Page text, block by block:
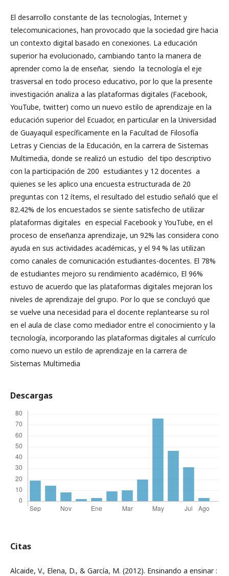
El desarrollo constante de las tecnologías, Internet y
telecomunicaciones, han provocado que la sociedad gire hacia
un contexto digital basado en conexiones. La educación
superior ha evolucionado, cambiando tanto la manera de
aprender como la de enseñar, siendo la tecnología el eje
trasversal en todo proceso educativo, por lo que la presente
investigación analiza a las plataformas digitales (Facebook,
YouTube, twitter) como un nuevo estilo de aprendizaje en la
educación superior del Ecuador, en particular en la Universidad
de Guayaquil específicamente en la Facultad de Filosofía
Letras y Ciencias de la Educación, en la carrera de Sistemas
Multimedia, donde se realizó un estudio del tipo descriptivo
con la participación de 200 estudiantes y 12 docentes a
quienes se les aplico una encuesta estructurada de 20
preguntas con 12 ítems, el resultado del estudio señaló que el
82.42% de los encuestados se siente satisfecho de utilizar
plataformas digitales en especial Facebook y YouTube, en el
proceso de enseñanza aprendizaje, un 92% las considera cono
ayuda en sus actividades académicas, y el 94 % las utilizan
como canales de comunicación estudiantes-docentes. El 78%
de estudiantes mejoro su rendimiento académico, El 96%
estuvo de acuerdo que las plataformas digitales mejoran los
niveles de aprendizaje del grupo. Por lo que se concluyó que
se vuelve una necesidad para el docente replantearse su rol
en el aula de clase como mediador entre el conocimiento y la
tecnología, incorporando las plataformas digitales al currículo
como nuevo un estilo de aprendizaje en la carrera de
Sistemas Multimedia
Descargas
Citas
Alcaide, V., Elena, D., & García, M. (2012). Ensinando a ensinar :